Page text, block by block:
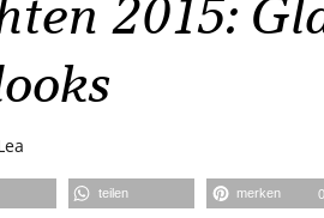
2015:
teilen merken 0